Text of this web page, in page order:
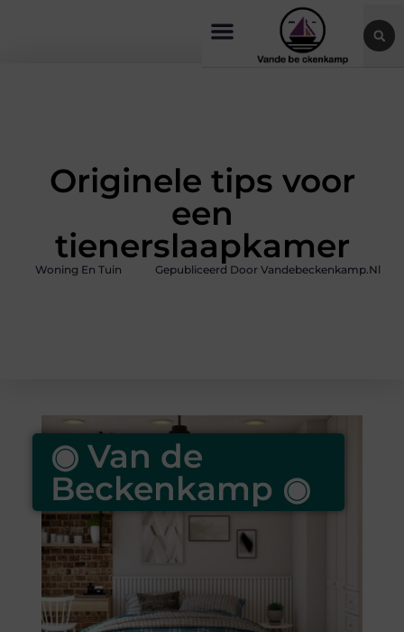
Originele tips voor
een
tienerslaapkamer
Woning En Tuin Gepubliceerd Door Vandebeckenkamp.nl
◉ Van de
Beckenkamp ◉